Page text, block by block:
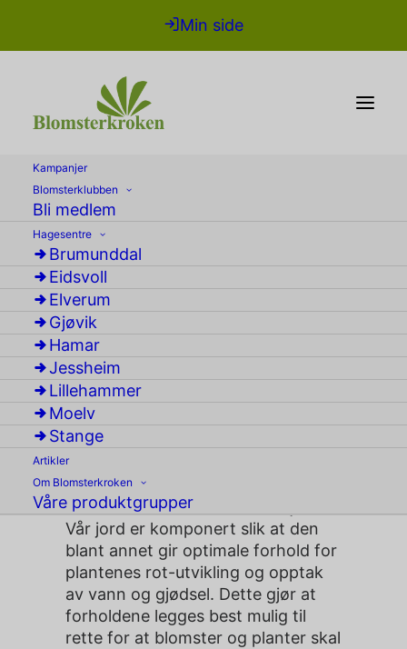
Min side
Kampanjer
Blomsterklubben
Bli medlem
Hagesentre
Brumunddal
Eidsvoll
Elverum
Gjøvik
Hamar
Jessheim
Lillehammer
Moelv
Stange
Artikler
Om Blomsterkroken
Våre produktgrupper
Jord, bark og
gjødsel
Vi har designet vår egen jord. For
som vi sier: Jord er ikke bare jord!
Vår jord er komponert slik at den
blant annet gir optimale forhold for
plantenes rot-utvikling og opptak
av vann og gjødsel. Dette gjør at
forholdene legges best mulig til
rette for at blomster og planter skal